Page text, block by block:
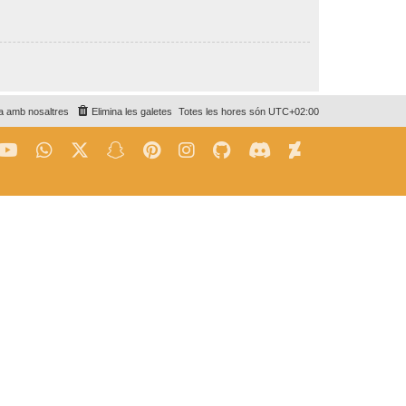
Totes les hores són UTC+02:00
Elimina les galetes
amb nosaltres